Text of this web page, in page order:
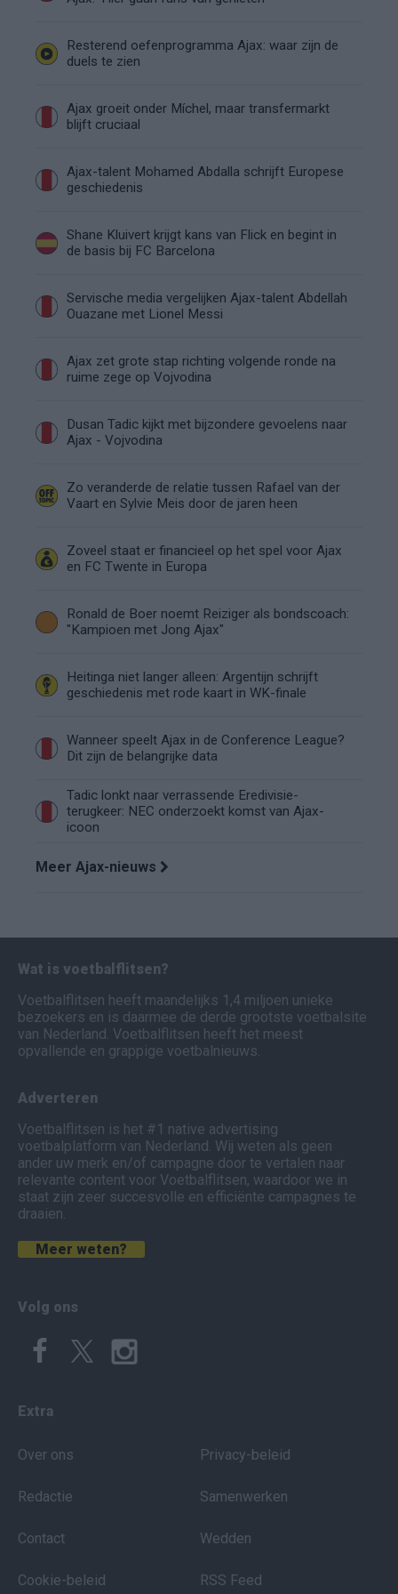
Resterend oefenprogramma Ajax: waar zijn de
duels te zien
Ajax groeit onder Míchel, maar transfermarkt
blijft cruciaal
Ajax-talent Mohamed Abdalla schrijft Europese
geschiedenis
Shane Kluivert krijgt kans van Flick en begint in
de basis bij FC Barcelona
Servische media vergelijken Ajax-talent Abdellah
Ouazane met Lionel Messi
Ajax zet grote stap richting volgende ronde na
ruime zege op Vojvodina
Dusan Tadic kijkt met bijzondere gevoelens naar
Ajax - Vojvodina
Zo veranderde de relatie tussen Rafael van der
Vaart en Sylvie Meis door de jaren heen
Zoveel staat er financieel op het spel voor Ajax
en FC Twente in Europa
Ronald de Boer noemt Reiziger als bondscoach:
"Kampioen met Jong Ajax"
Heitinga niet langer alleen: Argentijn schrijft
geschiedenis met rode kaart in WK-finale
Wanneer speelt Ajax in de Conference League?
Dit zijn de belangrijke data
Tadic lonkt naar verrassende Eredivisie-
terugkeer: NEC onderzoekt komst van Ajax-
icoon
Meer Ajax-nieuws
Wat is voetbalflitsen?
Voetbalflitsen heeft maandelijks 1,4 miljoen unieke
bezoekers en is daarmee de derde grootste voetbalsite
van Nederland. Voetbalflitsen heeft het meest
opvallende en grappige voetbalnieuws.
Adverteren
Voetbalflitsen is het #1 native advertising
voetbalplatform van Nederland. Wij weten als geen
ander uw merk en/of campagne door te vertalen naar
relevante content voor Voetbalflitsen, waardoor we in
staat zijn zeer succesvolle en efficiënte campagnes te
draaien.
Meer weten?
Volg ons
Extra
Over ons
Redactie
Contact
Cookie-beleid
Privacy-beleid
Samenwerken
Wedden
RSS Feed